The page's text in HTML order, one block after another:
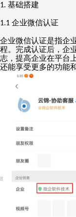
1. 基础搭建
1.1 企业微信认证
企业微信认证是指企
程。完成认证后，企
志，提高企业在平台
还能享受更多的功能